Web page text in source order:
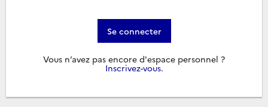
Se connecter
Vous n’avez pas encore d'espace personnel ?
Inscrivez-vous.